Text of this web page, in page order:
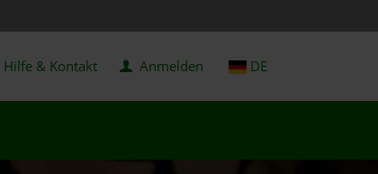
Hilfe & Kontakt Anmelden DE